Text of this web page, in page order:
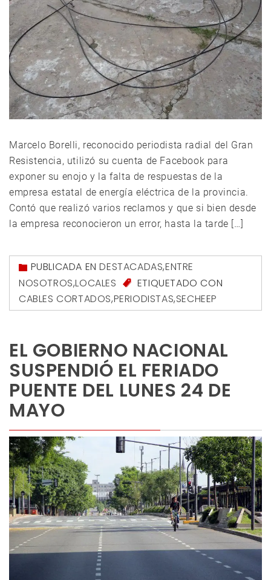
Marcelo Borelli, reconocido periodista radial del Gran
Resistencia, utilizó su cuenta de Facebook para
exponer su enojo y la falta de respuestas de la
empresa estatal de energía eléctrica de la provincia.
Contó que realizó varios reclamos y que si bien desde
la empresa reconocieron un error, hasta la tarde […]
PUBLICADA ENDESTACADAS,ENTRE
NOSOTROS,LOCALES
ETIQUETADO CON
CABLES CORTADOS,PERIODISTAS,SECHEEP
EL GOBIERNO NACIONAL
SUSPENDIÓ EL FERIADO
PUENTE DEL LUNES 24 DE
MAYO